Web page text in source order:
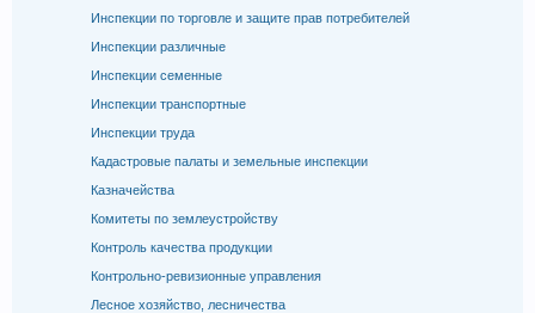
Инспекции по торговле и защите прав потребителей
Инспекции различные
Инспекции семенные
Инспекции транспортные
Инспекции труда
Кадастровые палаты и земельные инспекции
Казначейства
Комитеты по землеустройству
Контроль качества продукции
Контрольно-ревизионные управления
Лесное хозяйство, лесничества